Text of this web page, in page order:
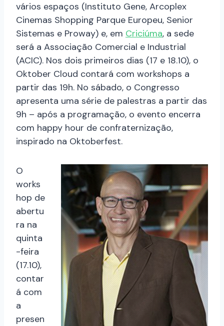
vários espaços (Instituto Gene, Arcoplex
Cinemas Shopping Parque Europeu, Senior
Sistemas e Proway) e, em Criciúma, a sede
será a Associação Comercial e Industrial
(ACIC). Nos dois primeiros dias (17 e 18.10), o
Oktober Cloud contará com workshops a
partir das 19h. No sábado, o Congresso
apresenta uma série de palestras a partir das
9h – após a programação, o evento encerra
com happy hour de confraternização,
inspirado na Oktoberfest.
O
works
hop de
abertu
ra na
quinta
-feira
(17.10),
contar
á com
a
presen